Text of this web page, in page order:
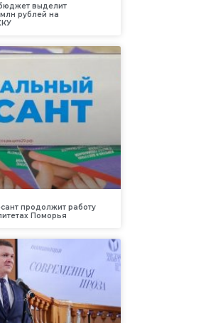
выделит
рублей на
продолжит работу
Поморья